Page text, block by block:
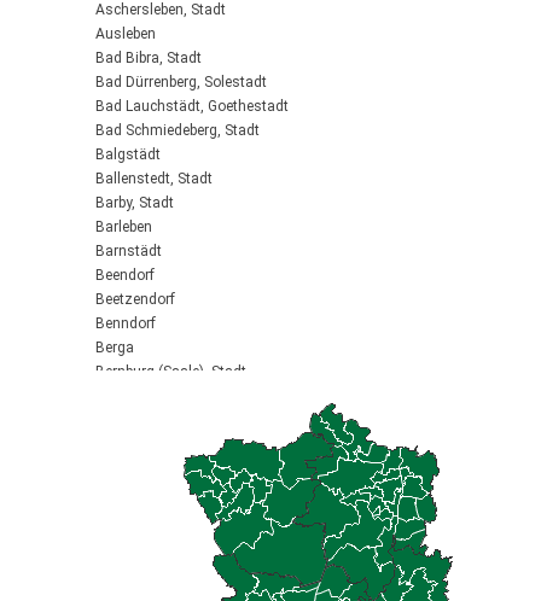
Aschersleben, Stadt
Ausleben
Bad Bibra, Stadt
Bad Dürrenberg, Solestadt
Bad Lauchstädt, Goethestadt
Bad Schmiedeberg, Stadt
Balgstädt
Ballenstedt, Stadt
Barby, Stadt
Barleben
Barnstädt
Beendorf
Beetzendorf
Benndorf
Berga
Bernburg (Saale), Stadt
Bitterfeld-Wolfen, Stadt
Blankenburg (Harz), Stadt